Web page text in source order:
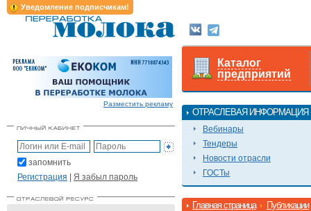
Уведомление подписчикам!
Разместить рекламу
запомнить
Регистрация | Я забыл пароль
Каталог
предприятий
ОТРАСЛЕВАЯ ИНФОРМАЦИЯ
Вебинары
Тендеры
Новости отрасли
ГОСТы
Главная страница Публикации